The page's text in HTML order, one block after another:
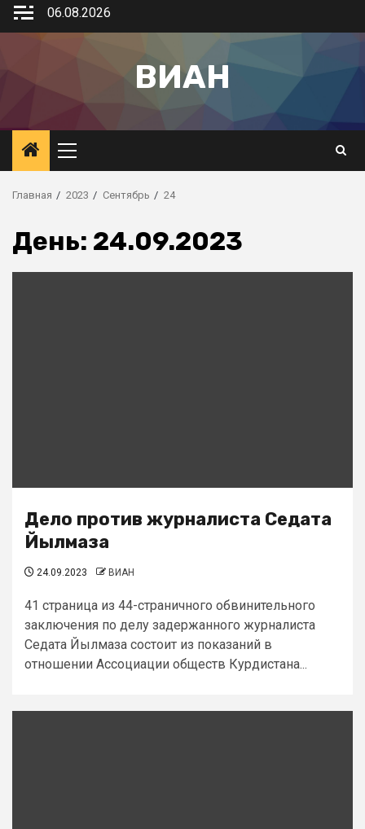
06.08.2026
ВИАН
Главная 2023 Сентябрь 24
День: 24.09.2023
Дело против журналиста Седата
Йылмаза
24.09.2023 ВИАН
41 страница из 44-страничного обвинительного
заключения по делу задержанного журналиста
Седата Йылмаза состоит из показаний в
отношении Ассоциации обществ Курдистана...